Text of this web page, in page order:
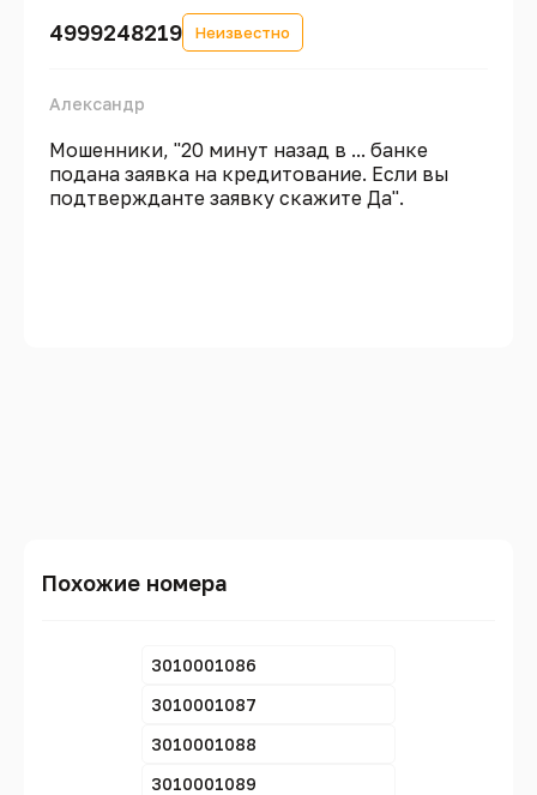
4999248219 Неизвестно
Александр
Мошенники, "20 минут назад в ... банке
подана заявка на кредитование. Если вы
подтвержданте заявку скажите Да".
Похожие номера
3010001086
3010001087
3010001088
3010001089